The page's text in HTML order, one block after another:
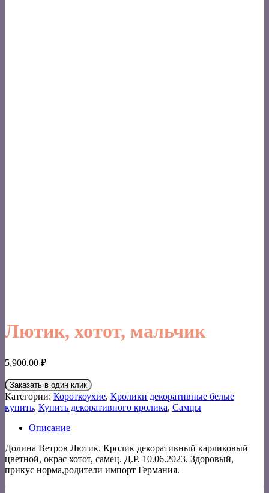
Лютик, хотот, мальчик
5,900.00 ₽
Заказать в один клик
Категории: Короткоухие, Кролики декоративные белые
купить, Купить декоративного кролика, Самцы
Описание
Долина Ветров Лютик. Кролик декоративный карликовый
цветной, окрас хотот, самец. Д.Р. 10.06.2023. Здоровый,
прикус норма,родители импорт Германия.